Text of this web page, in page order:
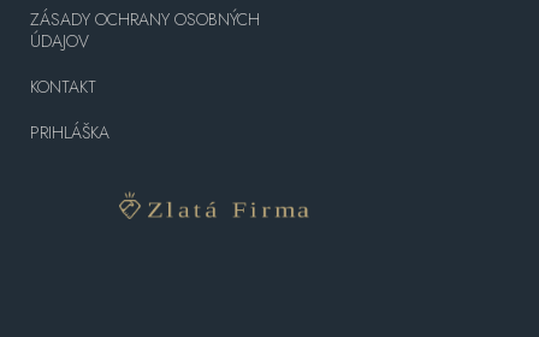
ZÁSADY OCHRANY OSOBNÝCH
ÚDAJOV
KONTAKT
PRIHLÁŠKA